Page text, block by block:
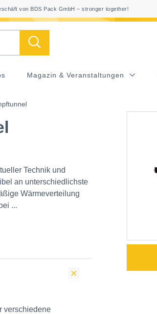
von BDS Pack GmbH – stronger together!
Magazin & Veranstaltungen
Technik und
an unterschiedlichste
Wärmeverteilung
...
verschiedene